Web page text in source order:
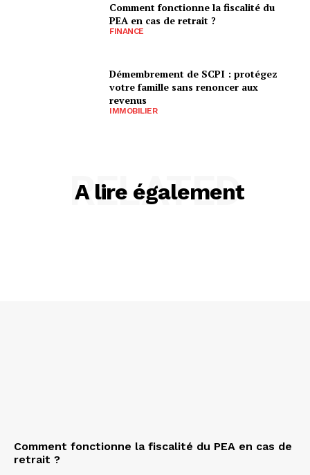
Comment fonctionne la fiscalité du
PEA en cas de retrait ?
FINANCE
Démembrement de SCPI : protégez
votre famille sans renoncer aux
revenus
IMMOBILIER
A lire également
RELATED
Comment fonctionne la fiscalité du PEA en cas de
retrait ?